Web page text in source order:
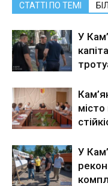
СТАТТІ ПО ТЕМІ
У
У